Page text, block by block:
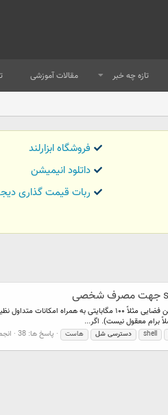
تازه چه خبر مقالات آموزشی
فروشگاه ابزارلند
داتلود انیمیشن
ربات قیمت گذاری
shell دسترسی شل هاست پاسخ ها: 38